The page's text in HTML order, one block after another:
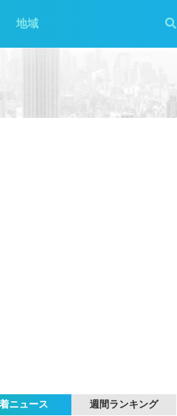
地域
ニュース 週間ランキング